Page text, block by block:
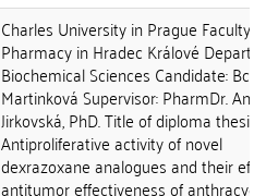
Charles University in Prague Faculty
Pharmacy in Hradec Králové
Biochemical Sciences Candidate: Bc.
Martinková Supervisor: PharmDr.
Jirkovská, PhD. Title of diploma thesis:
Antiproliferative activity of novel
dexrazoxane analogues and their
antitumor effectiveness of